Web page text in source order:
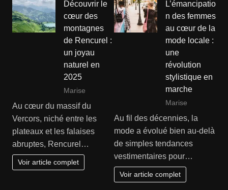
Découvrir le
cœur des
montagnes
de Rencurel :
un joyau
naturel en
2025
Marise
Au cœur du massif du
Vercors, niché entre les
plateaux et les falaises
abruptes, Rencurel…
Voir article complet
L’émancipatio
n des femmes
au cœur de la
mode locale :
une
révolution
stylistique en
marche
Marise
Au fil des décennies, la
mode a évolué bien au-delà
de simples tendances
vestimentaires pour…
Voir article complet